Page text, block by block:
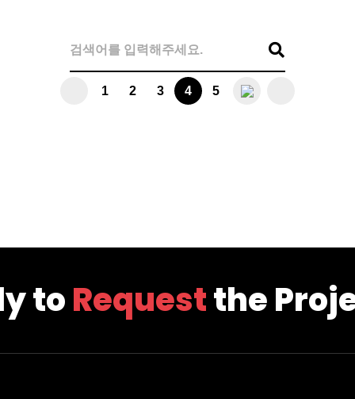
게
시
1 2 3 4
(current)
5
Requestthe